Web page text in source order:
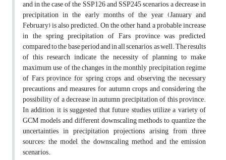
and in the case of the SSP126 and SSP245 scenarios, a decrease in
precipitation in the early months of the year (January and
February) is also predicted. On the other hand, a probable increase
in the spring precipitation of Fars province was predicted,
compared to the base period and in all scenarios, as well. The results
of this research indicate the necessity of planning to make
maximum use of the changes in the monthly precipitation regime
of Fars province for spring crops and observing the necessary
precautions and measures for autumn crops and considering the
possibility of a decrease in autumn precipitation of this province.
In addition, it is suggested that future studies utilize a variety of
GCM models and different downscaling methods to quantize the
uncertainties in precipitation projections arising from three
sources: the model, the downscaling method, and the emission
scenarios.